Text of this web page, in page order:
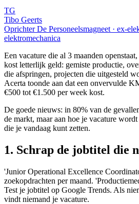
TG
Tibo Geerts
Oprichter De Personeelsmagneet · ex-
elektromechanica
Een vacature die al 3 maanden
kost letterlijk geld: gemiste productie,
die afspringen, projecten die uitgesteld
Acerta toonde aan dat een onvervulde
€500 tot €1.500 per week kost.
De goede nieuws: in 80% van de
de markt, maar aan hoe je vacature
die je vandaag kunt zetten.
1. Schrap de jobtitel die
'Junior Operational Excellence
zoekopdrachten per maand.
Test je jobtitel op Google Trends. Als
vindt niemand je vacature.